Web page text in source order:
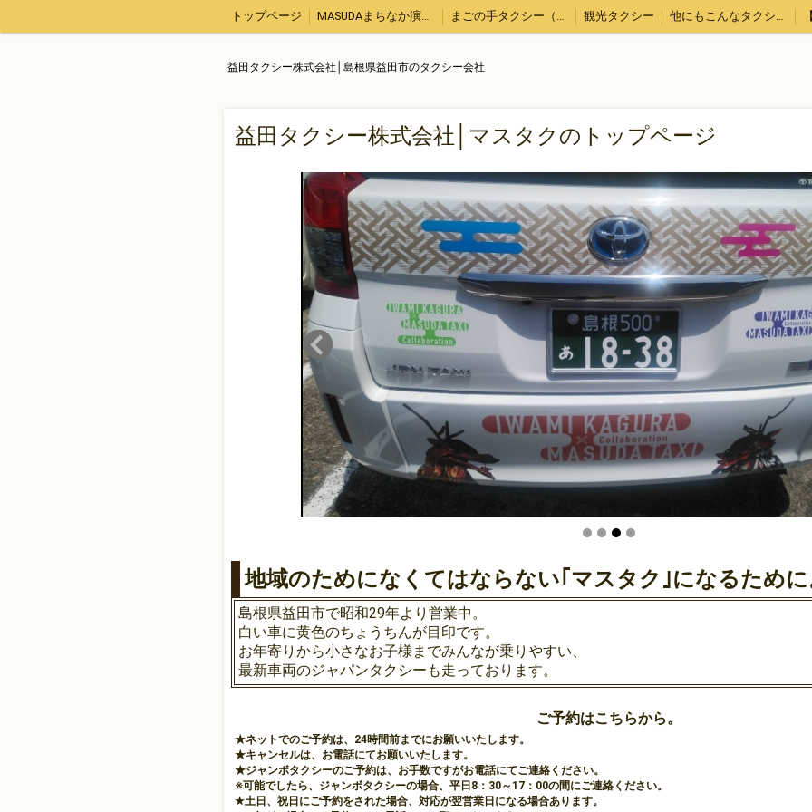
トップページ MASUDAまちなか演奏会 まごの手タクシー（用事の代行、飲食のテイクアウトなど） 観光タクシー 他にもこんなタクシー業務
益田タクシー株式会社│島根県益田市のタクシー会社
益田タクシー株式会社│マスタクのトップページ
地域のためになくてはならない｢マスタク｣になるため
島根県益田市で昭和29年より営業中。
白い車に黄色のちょうちんが目印です。
お年寄りから小さなお子様までみんなが乗りやすい、
最新車両のジャパンタクシーも走っております。
ご予約はこちらから。
★ネットでのご予約は、24時間前までにお願いいたします。
★キャンセルは、お電話にてお願いいたします。
★ジャンボタクシーのご予約は、お手数ですがお電話にてご連絡ください。
※可能でしたら、ジャンボタクシーの場合、平日8：30～17：00の間にご連絡ください。
★土日、祝日にご予約をされた場合、対応が翌営業日になる場合あります。